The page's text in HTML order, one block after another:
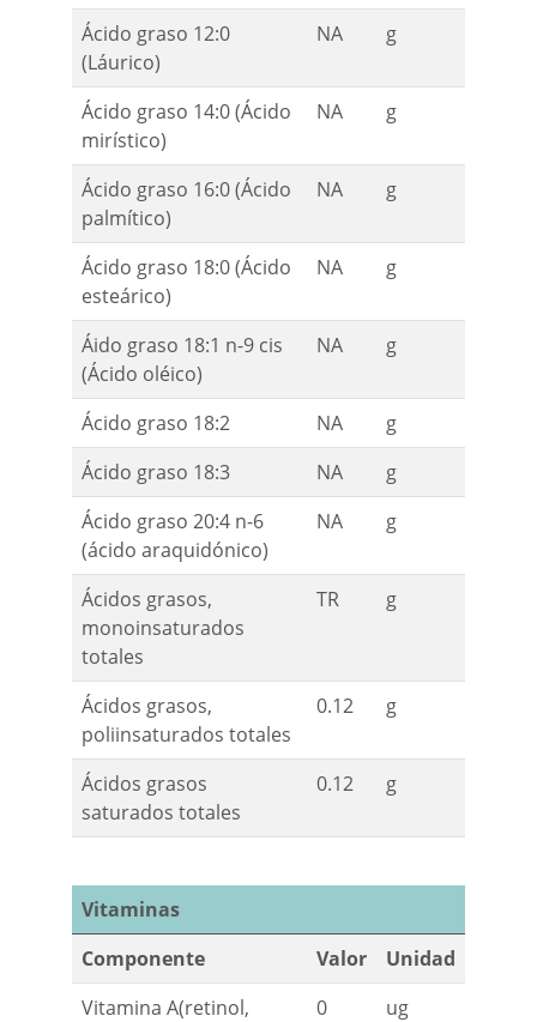
Ácido graso 12:0
(Láurico)
NA g
Ácido graso 14:0 (Ácido
mirístico)
NA g
Ácido graso 16:0 (Ácido
palmítico)
NA g
Ácido graso 18:0 (Ácido
esteárico)
NA g
Áido graso 18:1 n-9 cis
(Ácido oléico)
NA g
Ácido graso 18:2 NA
g
Ácido graso 18:3
NA
g
Ácido graso 20:4 n-6
(ácido araquidónico)
NA g
Ácidos grasos,
monoinsaturados
totales
TR g
Ácidos grasos,
poliinsaturados totales
0.12 g
Ácidos grasos
saturados totales
0.12 g
Vitaminas
Componente
Valor
Unidad
Vitamina A(retinol,
0 ug